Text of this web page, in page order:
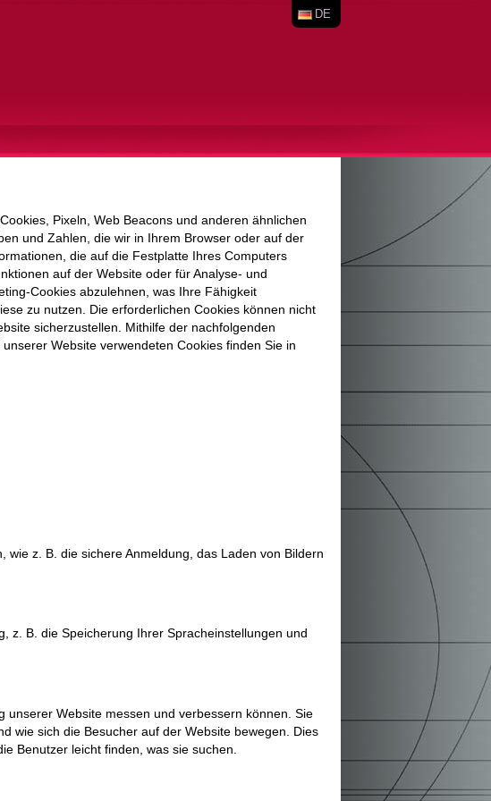
DE
Pixeln, Web Beacons und anderen ähnlichen
und Zahlen, die wir in Ihrem Browser oder auf der
die auf die Festplatte Ihres Computers
auf der Website oder für Analyse- und
Cookies abzulehnen, was Ihre Fähigkeit
zu nutzen. Die erforderlichen Cookies können nicht
sicherzustellen. Mithilfe der nachfolgenden
Website verwendeten Cookies finden Sie in
z. B. die sichere Anmeldung, das Laden von Bildern
z. B. die Speicherung Ihrer Spracheinstellungen und
unserer Website messen und verbessern können. Sie
wie sich die Besucher auf der Website bewegen. Dies
Benutzer leicht finden, was sie suchen.